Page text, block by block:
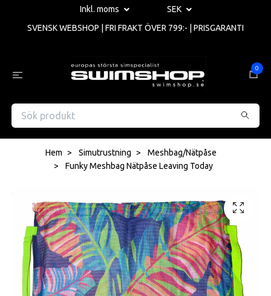
Inkl. moms
SEK
SVENSK WEBSHOP | FRI FRAKT ÖVER 799:- | PRISGARANTI
0
Hem Simutrustning
Meshbag/Nätpåse
Funky Meshbag Nätpåse Leaving Today